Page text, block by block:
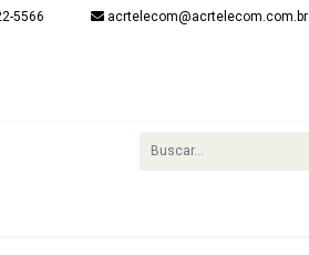
5566 acrtelecom@acrtelecom.com.br